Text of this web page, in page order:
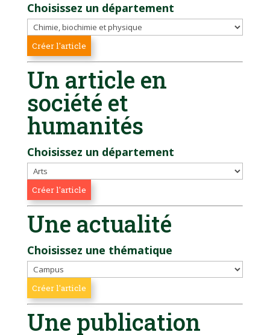
Choisissez un département
Un article en
société et
humanités
Choisissez un département
Une actualité
Choisissez une thématique
Une publication